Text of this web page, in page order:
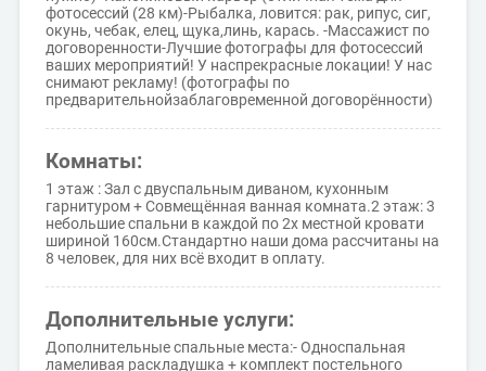
фотосессий (28 км)-Рыбалка, ловится: рак, рипус, сиг,
окунь, чебак, елец, щука,линь, карась. -Массажист по
договоренности-Лучшие фотографы для фотосессий
ваших мероприятий! У наспрекрасные локации! У нас
снимают рекламу! (фотографы по
предварительнойзаблаговременной договорённости)
Комнаты:
1 этаж : Зал с двуспальным диваном, кухонным
гарнитуром + Совмещённая ванная комната.2 этаж: 3
небольшие спальни в каждой по 2х местной кровати
шириной 160см.Стандартно наши дома рассчитаны на
8 человек, для них всё входит в оплату.
Дополнительные услуги:
Дополнительные спальные места:- Односпальная
ламеливая раскладушка + комплект постельного